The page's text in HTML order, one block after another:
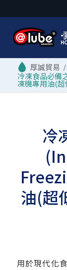
/
冷凍食品必備
凍機專用油(超
冷
油(超
用於現代化